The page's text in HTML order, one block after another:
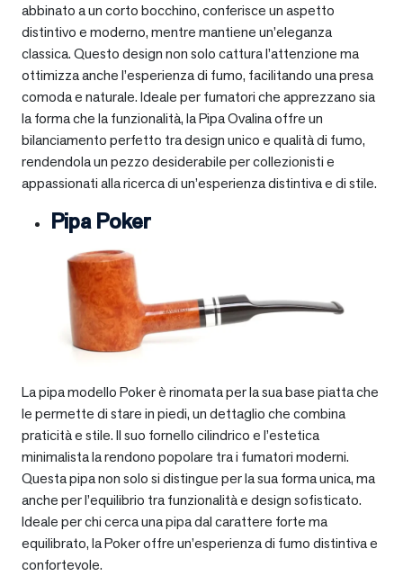
abbinato a un corto bocchino, conferisce un aspetto
distintivo e moderno, mentre mantiene un’eleganza
classica. Questo design non solo cattura l’attenzione ma
ottimizza anche l’esperienza di fumo, facilitando una presa
comoda e naturale. Ideale per fumatori che apprezzano sia
la forma che la funzionalità, la Pipa Ovalina offre un
bilanciamento perfetto tra design unico e qualità di fumo,
rendendola un pezzo desiderabile per collezionisti e
appassionati alla ricerca di un’esperienza distintiva e di stile.
Pipa Poker
La pipa modello Poker è rinomata per la sua base piatta che
le permette di stare in piedi, un dettaglio che combina
praticità e stile. Il suo fornello cilindrico e l’estetica
minimalista la rendono popolare tra i fumatori moderni.
Questa pipa non solo si distingue per la sua forma unica, ma
anche per l’equilibrio tra funzionalità e design sofisticato.
Ideale per chi cerca una pipa dal carattere forte ma
equilibrato, la Poker offre un’esperienza di fumo distintiva e
confortevole.